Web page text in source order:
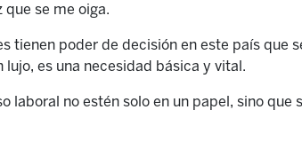
que se me oiga.
tienen poder de decisión en este país que
lujo, es una necesidad básica y vital.
laboral no estén solo en un papel, sino que